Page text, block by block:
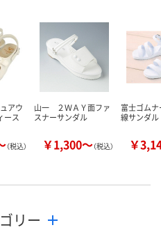
カゴへ
（次回入荷日
アウ
ース
（税込）
山一 ２ＷＡＹ面ファ
スナーサンダル
￥1,300～（税込）
富士ゴム
線サンダ
￥
リー